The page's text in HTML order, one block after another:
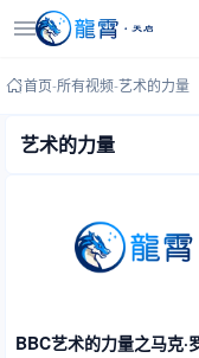
首页-所有视频-艺术的力量
艺术的力量
BBC艺术的力量之马克·